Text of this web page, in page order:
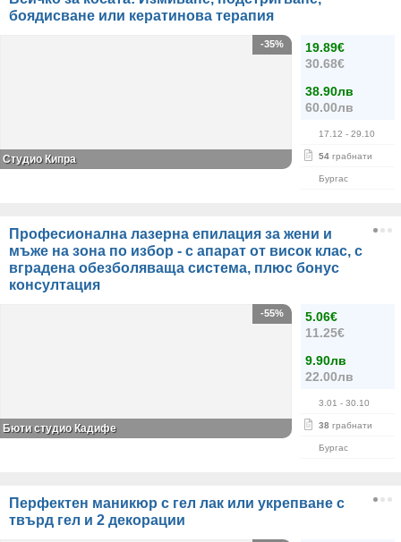
боядисване или кератинова терапия
19.89€
30.68€
38.90лв
60.00лв
17.12 - 29.10
54 грабнати
Бургас
-35%
Студио Кипра
Професионална лазерна епилация за жени и
мъже на зона по избор - с апарат от висок клас, с
вградена обезболяваща система, плюс бонус
консултация
5.06€
11.25€
9.90лв
22.00лв
3.01 - 30.10
38 грабнати
Бургас
-55%
Бюти студио Кадифе
Перфектен маникюр с гел лак или укрепване с
твърд гел и 2 декорации